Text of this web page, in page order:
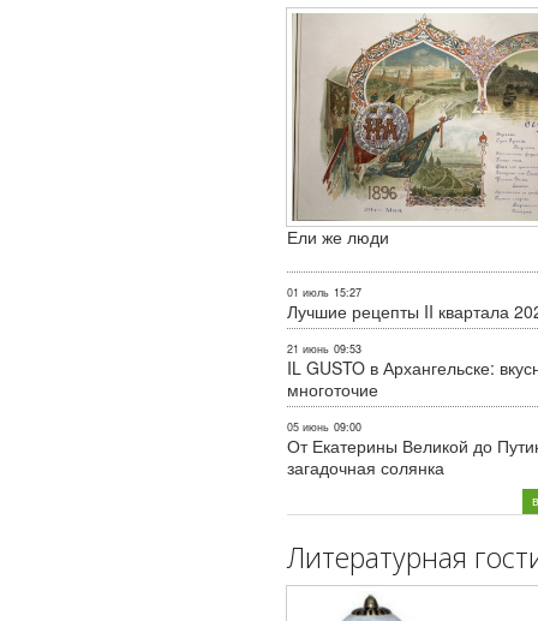
Ели же люди
01 июль 15:27
Лучшие рецепты II квартала
21 июнь 09:53
IL GUSTO в Архангельске:
многоточие
05 июнь 09:00
От Екатерины Великой до
загадочная солянка
Литературная